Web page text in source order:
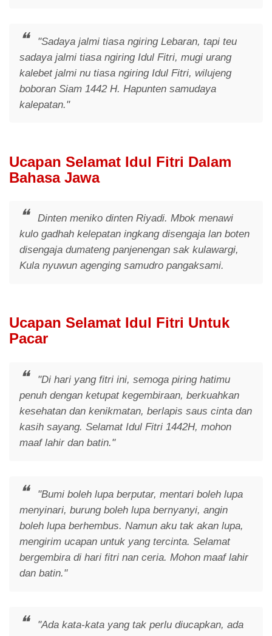
"Sadaya jalmi tiasa ngiring Lebaran, tapi teu
sadaya jalmi tiasa ngiring Idul Fitri, mugi urang
kalebet jalmi nu tiasa ngiring Idul Fitri, wilujeng
boboran Siam 1442 H. Hapunten samudaya
kalepatan."
Ucapan Selamat Idul Fitri Dalam
Bahasa Jawa
Dinten meniko dinten Riyadi. Mbok menawi
kulo gadhah kelepatan ingkang disengaja lan boten
disengaja dumateng panjenengan sak kulawargi,
Kula nyuwun agenging samudro pangaksami.
Ucapan Selamat Idul Fitri Untuk
Pacar
"Di hari yang fitri ini, semoga piring hatimu
penuh dengan ketupat kegembiraan, berkuahkan
kesehatan dan kenikmatan, berlapis saus cinta dan
kasih sayang. Selamat Idul Fitri 1442H, mohon
maaf lahir dan batin."
"Bumi boleh lupa berputar, mentari boleh lupa
menyinari, burung boleh lupa bernyanyi, angin
boleh lupa berhembus. Namun aku tak akan lupa,
mengirim ucapan untuk yang tercinta. Selamat
bergembira di hari fitri nan ceria. Mohon maaf lahir
dan batin."
"Ada kata-kata yang tak perlu diucapkan, ada